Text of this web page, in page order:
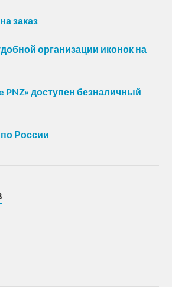
заказ
организации иконок на
PNZ» доступен безналичный
России